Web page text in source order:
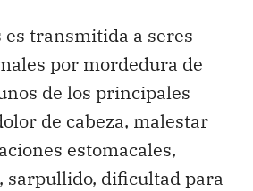
es transmitida a seres
por mordedura de
de los principales
de cabeza, malestar
estomacales,
sarpullido, dificultad para